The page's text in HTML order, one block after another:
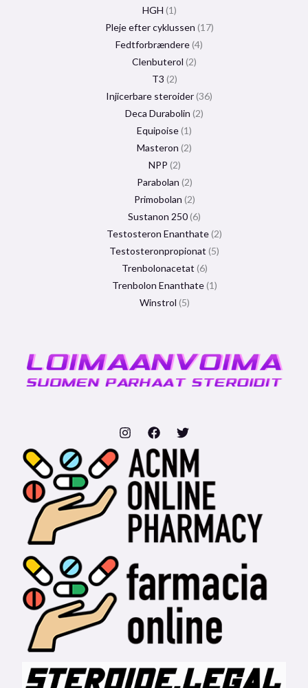
HGH 1
Pleje efter cyklussen 17
Fedtforbrændere 4
Clenbuterol 2
T3 2
Injicerbare steroider 36
Deca Durabolin 2
Equipoise 1
Masteron 2
NPP 2
Parabolan 2
Primobolan 2
Sustanon 250 6
Testosteron Enanthate 2
Testosteronpropionat 5
Trenbolonacetat 6
Trenbolon Enanthate 1
Winstrol 5